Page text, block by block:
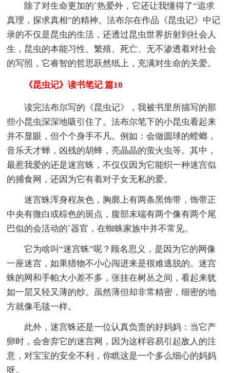
除了对生命更加的`热爱外，它还让我懂得了“追求
真理，探求真相”的精神。法布尔在作品《昆虫记》中记
录的不仅是昆虫的生活，还透过昆虫世界折射到社会人
生，昆虫的本能习性、繁殖、死亡、无不渗透着对社会
的写照，它睿智的哲思跃然纸上，充满对生命的关爱。
《昆虫记》读书笔记 篇10
读完法布尔写的《昆虫记》，我被书里所描写的那
些小昆虫深深地吸引住了。法布尔笔下的小昆虫看起来
并不显眼，但个个身手不凡。例如：会做圆球的螳螂，
音乐天才蝉，凶残的胡蜂，亮晶晶的萤火虫等。其中，
最惹我爱的还是迷宫蛛，不仅仅因为它能织一种迷宫似
的捕食网，还因为它有着对子女无私的爱。
迷宫蛛浑身程灰色，胸廓上有两条黑饰带，饰带正
中央有微白或棕色的斑点，腹部末端有两个像有两个尾
巴似的会活动的`器官，在蜘蛛家族中并不常见。
它为啥叫“迷宫蛛”呢？顾名思义，是因为它的网像
一座迷宫，如果猎物不小心闯进来是很难逃脱的。迷宫
蛛的网和手帕大小差不多，张挂在树丛之间，看起来犹
如一层又轻又薄的纱。虽然薄但却非常精密，细密的地
方就像毛毯一样。
此外，迷宫蛛还是一位认真负责的好妈妈：当它产
卵时，会舍弃它的迷宫网，因为这样容易引起敌人的注
意，对宝宝的安全不利，你瞧这是一个多么细心的妈妈
呀。